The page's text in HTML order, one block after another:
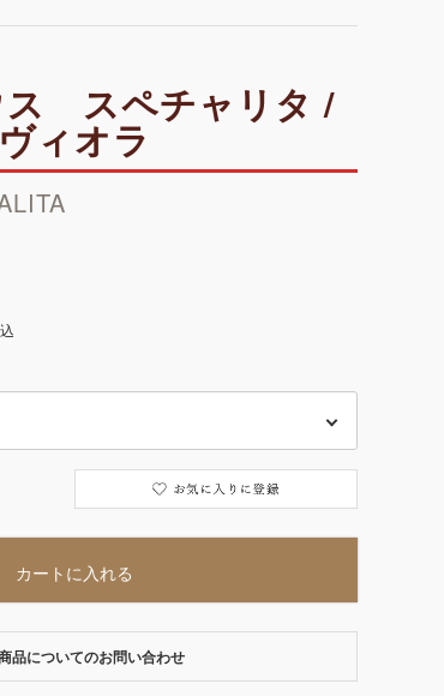
ス スペチャリタ /
ヴィオラ
カートに入れる
品についてのお問い合わせ